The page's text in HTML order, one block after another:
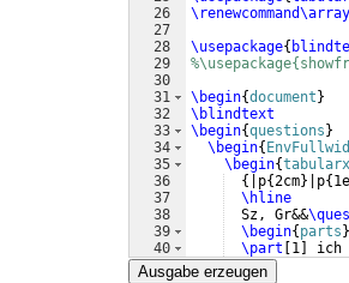
26
27
28
29
30
31
32
33
34
35
36
37
38
39
40
41
\usepackage{
\begin{document }
\blindtext
\begin{questions }
\begin{
\begin{tabularx
{
|p{2cm} |p{
\hline
  Sz, Gr&&
\begin{ parts }
\part
1 ich
\part
Ausgabe erzeugen